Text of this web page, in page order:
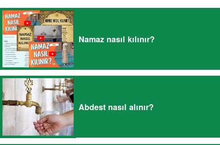
Namaz nasıl kılınır?
Abdest nasıl alınır?